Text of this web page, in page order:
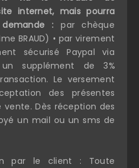
internet, mais pourra
demande :par chèque
BRAUD) • par virement
sécurisé Paypal via
supplément de 3%
Le versement
des présentes
vente. Dès réception des
un mail ou un sms de
par le client : Toute